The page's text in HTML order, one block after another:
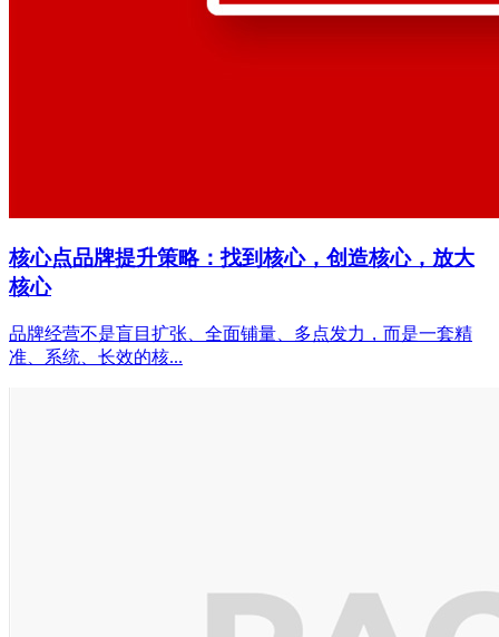
核心点品牌提升策略：找到核心，创造核心，放大
核心
品牌经营不是盲目扩张、全面铺量、多点发力，而是一套精
准、系统、长效的核...